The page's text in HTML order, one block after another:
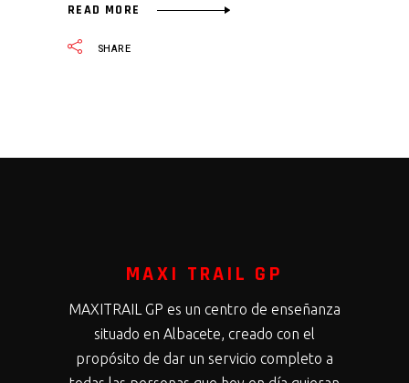
READ MORE
SHARE
MAXI TRAIL GP
MAXITRAIL GP es un centro de enseñanza
situado en Albacete, creado con el
propósito de dar un servicio completo a